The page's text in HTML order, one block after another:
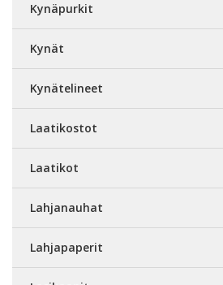
Kynäpurkit
Kynät
Kynätelineet
Laatikostot
Laatikot
Lahjanauhat
Lahjapaperit